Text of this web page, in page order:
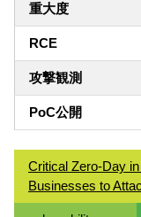
重大度
RCE
攻撃観測
PoC公開
Critical Zero-Day
Businesses to